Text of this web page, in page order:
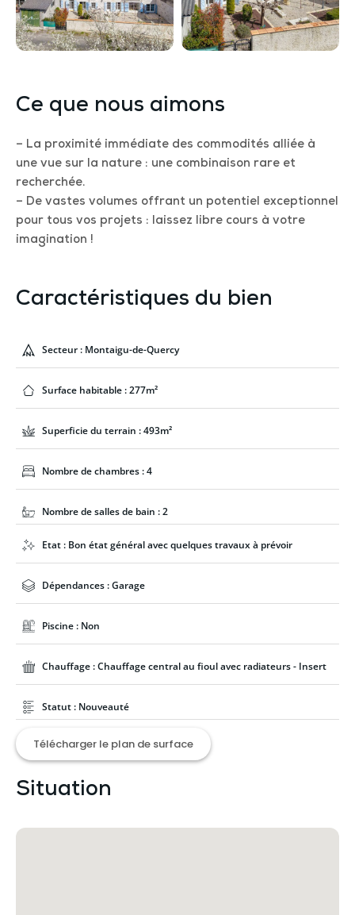
Ce que nous aimons
– La proximité immédiate des commodités alliée à
une vue sur la nature : une combinaison rare et
recherchée.
– De vastes volumes offrant un potentiel exceptionnel
pour tous vos projets : laissez libre cours à votre
imagination !
Caractéristiques du bien
Secteur : Montaigu-de-Quercy
Surface habitable : 277m²
Superficie du terrain : 493m²
Nombre de chambres : 4
Nombre de salles de bain : 2
Etat : Bon état général avec quelques travaux à prévoir
Dépendances : Garage
Piscine : Non
Chauffage : Chauffage central au fioul avec radiateurs - Insert
Statut : Nouveauté
Télécharger le plan de surface
Situation